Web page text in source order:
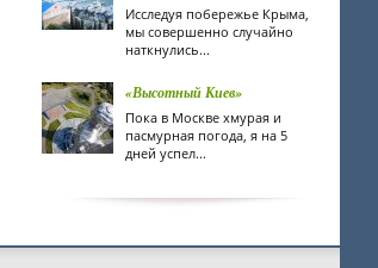
Исследуя побережье Крыма,
мы совершенно случайно
наткнулись...
«Высотный Киев»
Пока в Москве хмурая и
пасмурная погода, я на 5
дней успел...